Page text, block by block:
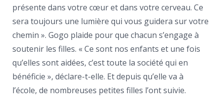
présente dans votre cœur et dans votre cerveau. Ce
sera toujours une lumière qui vous guidera sur votre
chemin ». Gogo plaide pour que chacun s’engage à
soutenir les filles. « Ce sont nos enfants et une fois
qu’elles sont aidées, c’est toute la société qui en
bénéficie », déclare-t-elle. Et depuis qu’elle va à
l’école, de nombreuses petites filles l’ont suivie.